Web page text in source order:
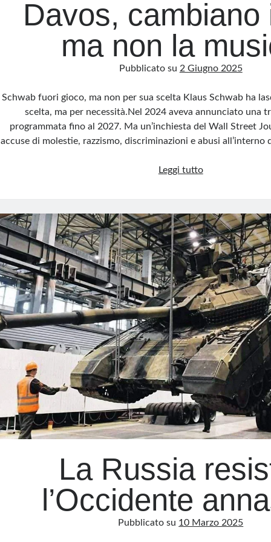
Davos, cambiano
ma non la
Pubblicato su 2 Giugno 2025
Schwab fuori gioco, ma non per sua scelta Klaus Schwab ha
scelta, ma per necessità.Nel 2024 aveva annunciato una
programmata fino al 2027. Ma un’inchiesta del Wall Street
accuse di molestie, razzismo, discriminazioni e abusi
Leggi tuttoDavos,
volti
ma
non
la
musica
La Russia
l’Occidente
Pubblicato su 10 Marzo 2025